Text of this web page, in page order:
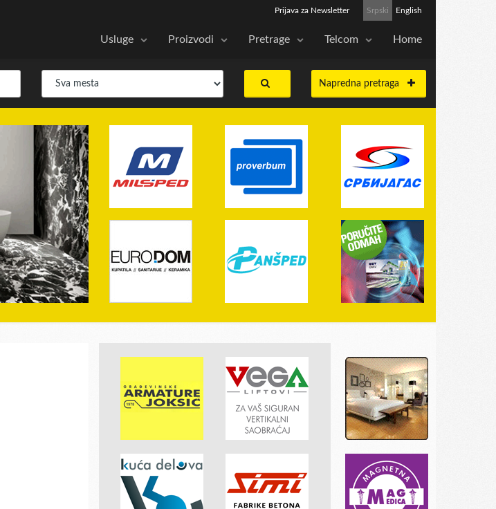
Srpski English
Prijava za Newsletter
Usluge Proizvodi Pretrage Telcom Home
Napredna pretraga